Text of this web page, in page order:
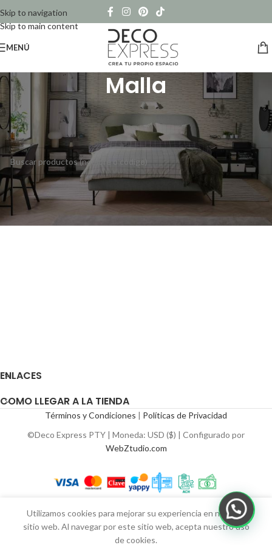
Skip to navigation
Skip to main content
MENÚ
Malla
Inicio/ Productos etiquetados “Malla”
No se han encontrado productos que coincidan con tu selección.
ENLACES
COMO LLEGAR A LA TIENDA
Términos y Condiciones | Políticas de Privacidad
©Deco Express PTY | Moneda: USD ($) | Configurado por
WebZtudio.com
Utilizamos cookies para mejorar su experiencia en nuestro
sitio web. Al navegar por este sitio web, acepta nuestro uso
de cookies.